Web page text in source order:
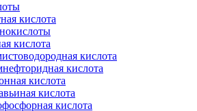
кислота
кислота
кислота
кислота
кислота
кислота
кислота